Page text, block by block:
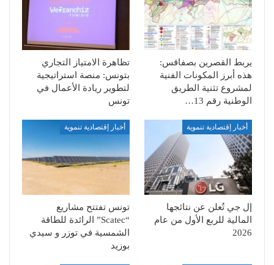
يربط القصرين بصفاقس:
هذه أبرز المكونات الفنية
لمشروع تثنية الطريق
الوطنية رقم 13…
تظاهرة الامتياز التجاري
بتونس: منصة استراتيجية
لتطوير ريادة الأعمال في
تونس
أخبار إقتصادية تنموية
إل جي تُعلن عن نتائجها
المالية للربع الأول من عام
2026
أخبار إقتصادية تنموية
تونس تفتتح مشاريع
“Scatec” الرائدة للطاقة
الشمسية في توزر و سيدي
بوزيد